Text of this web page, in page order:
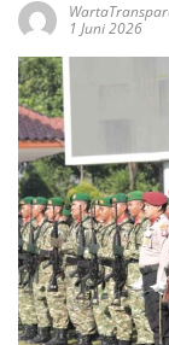
1 Juni 2026